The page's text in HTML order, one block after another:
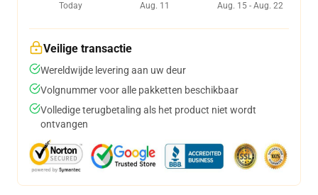
Today
Aug. 11
Aug. 15 - Aug. 22
Veilige transactie
Wereldwijde levering aan uw deur
Volgnummer voor alle pakketten beschikbaar
Volledige terugbetaling als het product niet wordt
ontvangen